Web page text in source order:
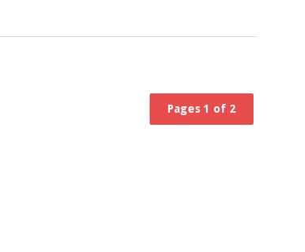
Pages 1 of 2